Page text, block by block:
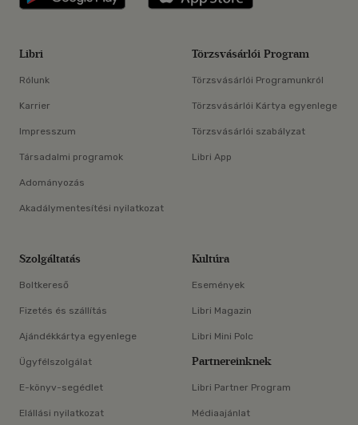
Libri
Rólunk
Karrier
Impresszum
Társadalmi programok
Adományozás
Akadálymentesítési nyilatkozat
Törzsvásárlói Program
Törzsvásárlói Programunkról
Törzsvásárlói Kártya egyenlege
Törzsvásárlói szabályzat
Libri App
Szolgáltatás
Boltkereső
Fizetés és szállítás
Ajándékkártya egyenlege
Ügyfélszolgálat
E-könyv-segédlet
Elállási nyilatkozat
Kultúra
Események
Libri Magazin
Libri Mini Polc
Partnereinknek
Libri Partner Program
Médiaajánlat